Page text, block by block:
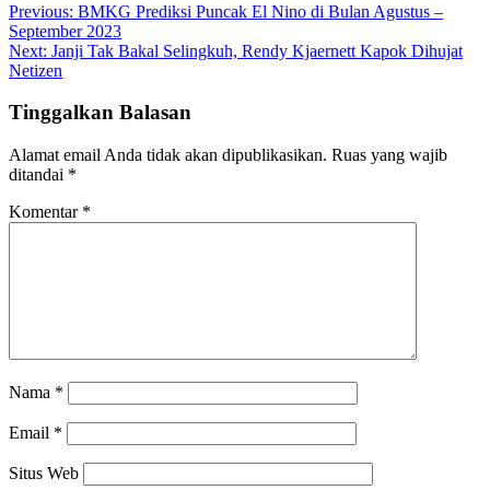
Previous: BMKG Prediksi Puncak El Nino di Bulan Agustus –
September 2023
Next: Janji Tak Bakal Selingkuh, Rendy Kjaernett Kapok Dihujat
Netizen
Tinggalkan Balasan
Alamat email Anda tidak akan dipublikasikan. Ruas yang wajib
ditandai *
Komentar *
Nama *
Email *
Situs Web